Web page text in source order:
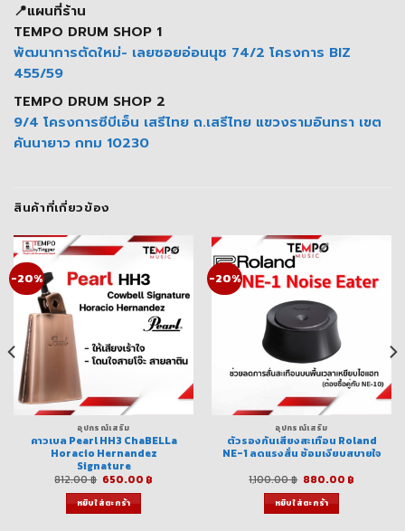
📍แผนที่ร้าน
TEMPO DRUM SHOP 1
พัฒนาการตัดใหม่- เลยซอยอ่อนนุช 74/2 โครงการ BIZ
455/59
TEMPO DRUM SHOP 2
9/4 โครงการซีบีเอ็น เสรีไทย ถ.เสรีไทย แขวงรามอินทรา เขต
คันนายาว กทม 10230
สินค้าที่เกี่ยวข้อง
-20%
อุปกรณ์เสริม
คาวเบล Pearl HH3 ChaBELLa
Horacio Hernandez
Signature
812.00฿ Original
was:
812.00 ฿.
650.00 ฿Current
หยิบใส่ตะกร้า
-20%
อุปกรณ์เสริม
ตัวรองกันเสียงสะเทือน Roland
NE-1 ลดแรงสั่น ซ้อมเงียบสบายใจ
1,100.00฿ Original
was:
1,100.00 ฿.
880.00 ฿Current
หยิบใส่ตะกร้า